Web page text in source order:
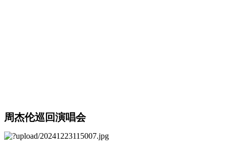
周杰伦巡回演唱会